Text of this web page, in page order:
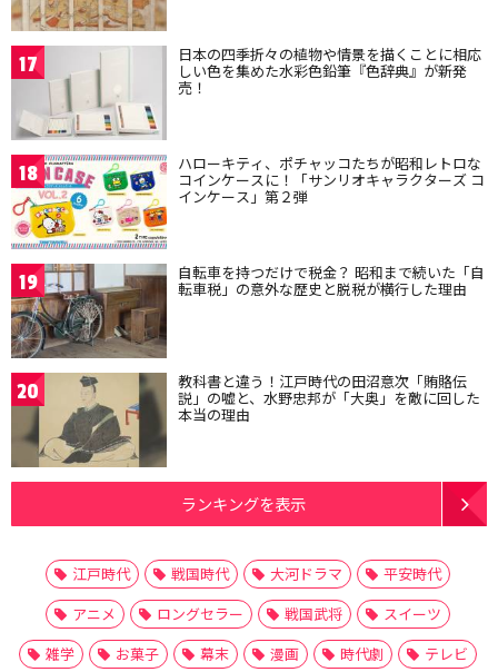
17 日本の四季折々の植物や情景を描くことに相応
しい色を集めた水彩色鉛筆『色辞典』が新発
売！
18 ハローキティ、ポチャッコたちが昭和レトロな
コインケースに！「サンリオキャラクターズ コ
インケース」第２弾
19 自転車を持つだけで税金？ 昭和まで続いた「自
転車税」の意外な歴史と脱税が横行した理由
20 教科書と違う！江戸時代の田沼意次「賄賂伝
説」の嘘と、水野忠邦が「大奥」を敵に回した
本当の理由
ランキングを表示
江戸時代 戦国時代 大河ドラマ
平安時代
アニメ
ロングセラー 戦国武将
スイーツ
雑学
お菓子 幕末 漫画 時代劇
テレビ